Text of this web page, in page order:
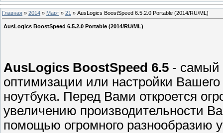
Главная » 2014 » Март » 21 » AusLogics BoostSpeed 6.5.2.0 Portable (2014/RU/ML)
AusLogics BoostSpeed 6.5.2.0 Portable (2014/RU/ML)
AusLogics BoostSpeed 6.5 - самый
оптимизации или настройки
ноутбука. Перед Вами откроется
увеличению производительности
помощью огромного разнообразию